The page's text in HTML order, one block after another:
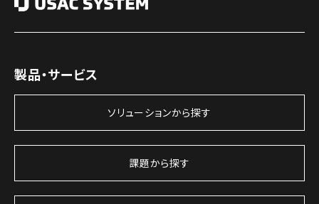
製品・サービス
ソリューションから探す
課題から探す